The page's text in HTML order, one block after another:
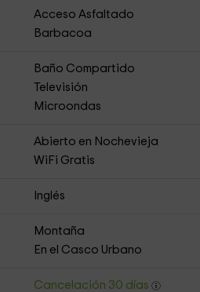
Acceso Asfaltado
Barbacoa
Baño Compartido
Televisión
Microondas
Abierto en Nochevieja
WiFi Gratis
Inglés
Montaña
En el Casco Urbano
Cancelación 30 días